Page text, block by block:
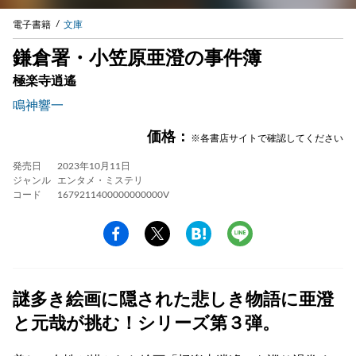
電子書籍 文庫
鎌倉署・小笠原亜澄の事件簿
極楽寺逍遙
鳴神響一
価格： ※各書店サイトで確認してください
発売日
2023年10月11日
ジャンル
エンタメ・ミステリ
コード
1679211400000000000V
謎多き絵画に隠された悲しき物語に亜澄
と元哉が挑む！シリーズ第３弾。